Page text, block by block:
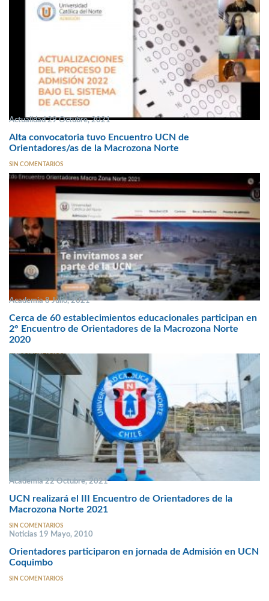
Actualidad 29 Octubre, 2021
Alta convocatoria tuvo Encuentro UCN de
Orientadores/as de la Macrozona Norte
SIN COMENTARIOS
Academia 8 Julio, 2021
Cerca de 60 establecimientos educacionales participan en
2° Encuentro de Orientadores de la Macrozona Norte
2020
SIN COMENTARIOS
Academia 22 Octubre, 2021
UCN realizará el III Encuentro de Orientadores de la
Macrozona Norte 2021
SIN COMENTARIOS
Noticias 19 Mayo, 2010
Orientadores participaron en jornada de Admisión en UCN
Coquimbo
SIN COMENTARIOS